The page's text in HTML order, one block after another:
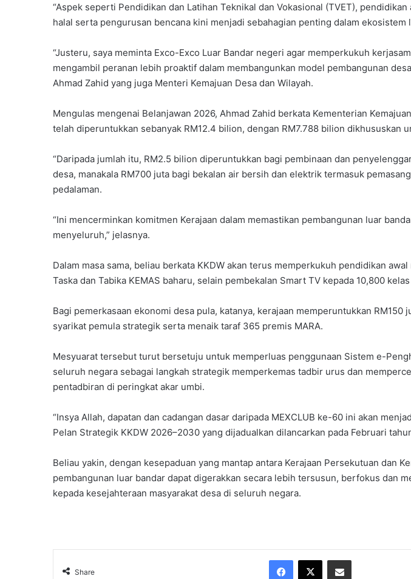
“Aspek seperti Pendidikan dan Latihan Teknikal dan Vokasional (TVET),
halal serta pengurusan bencana kini menjadi sebahagian penting dalam ekosistem
“Justeru, saya meminta Exco-Exco Luar Bandar negeri agar memperkukuh
mengambil peranan lebih proaktif dalam membangunkan model pembangunan
Ahmad Zahid yang juga Menteri Kemajuan Desa dan Wilayah.
Mengulas mengenai Belanjawan 2026, Ahmad Zahid berkata Kementerian
telah diperuntukkan sebanyak RM12.4 bilion, dengan RM7.788 bilion dikhususkan
“Daripada jumlah itu, RM2.5 bilion diperuntukkan bagi pembinaan dan
desa, manakala RM700 juta bagi bekalan air bersih dan elektrik termasuk
pedalaman.
“Ini mencerminkan komitmen Kerajaan dalam memastikan pembangunan luar
menyeluruh,” jelasnya.
Dalam masa sama, beliau berkata KKDW akan terus memperkukuh pendidikan
Taska dan Tabika KEMAS baharu, selain pembekalan Smart TV kepada 10,800
Bagi pemerkasaan ekonomi desa pula, katanya, kerajaan memperuntukkan RM150
syarikat pemula strategik serta menaik taraf 365 premis MARA.
Mesyuarat tersebut turut bersetuju untuk memperluas penggunaan Sistem e-
seluruh negara sebagai langkah strategik memperkemas tadbir urus dan
pentadbiran di peringkat akar umbi.
“Insya Allah, dapatan dan cadangan dasar daripada MEXCLUB ke-60 ini akan
Pelan Strategik KKDW 2026–2030 yang dijadualkan dilancarkan pada Februari
Beliau yakin, dengan kesepaduan yang mantap antara Kerajaan Persekutuan dan
pembangunan luar bandar dapat digerakkan secara lebih tersusun, berfokus dan
kepada kesejahteraan masyarakat desa di seluruh negara.
Share